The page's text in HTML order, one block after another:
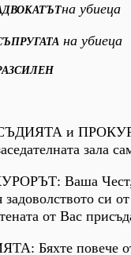
на убиеца
на убиеца
и
зала
Ваша Чест,
задоволството си
от Вас
Бяхте повече